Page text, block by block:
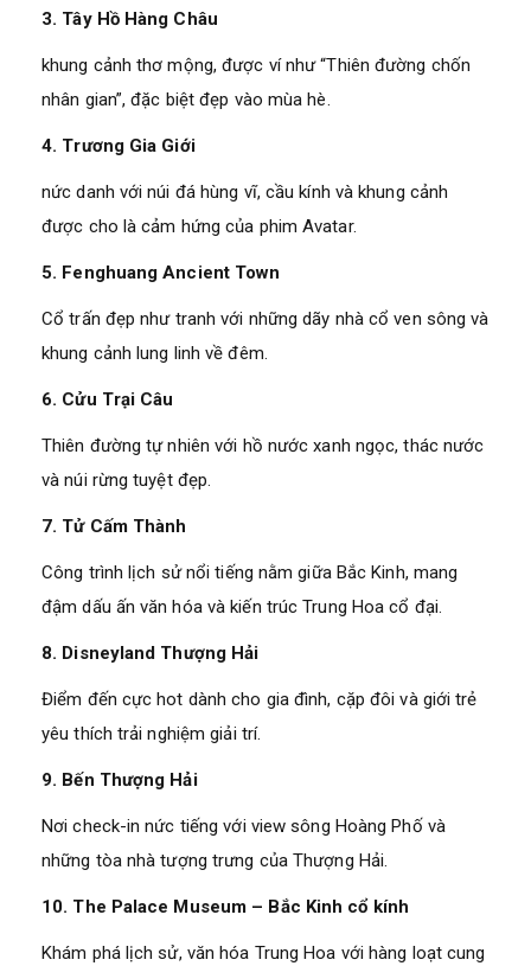
3. Tây Hồ Hàng Châu
khung cảnh thơ mộng, được ví như “Thiên đường chốn
nhân gian”, đặc biệt đẹp vào mùa hè.
4. Trương Gia Giới
nức danh với núi đá hùng vĩ, cầu kính và khung cảnh
được cho là cảm hứng của phim Avatar.
5. Fenghuang Ancient Town
Cổ trấn đẹp như tranh với những dãy nhà cổ ven sông và
khung cảnh lung linh về đêm.
6. Cửu Trại Câu
Thiên đường tự nhiên với hồ nước xanh ngọc, thác nước
và núi rừng tuyệt đẹp.
7. Tử Cấm Thành
Công trình lịch sử nổi tiếng nằm giữa Bắc Kinh, mang
đậm dấu ấn văn hóa và kiến trúc Trung Hoa cổ đại.
8. Disneyland Thượng Hải
Điểm đến cực hot dành cho gia đình, cặp đôi và giới trẻ
yêu thích trải nghiệm giải trí.
9. Bến Thượng Hải
Nơi check-in nức tiếng với view sông Hoàng Phố và
những tòa nhà tượng trưng của Thượng Hải.
10. The Palace Museum – Bắc Kinh cổ kính
Khám phá lịch sử, văn hóa Trung Hoa với hàng loạt cung